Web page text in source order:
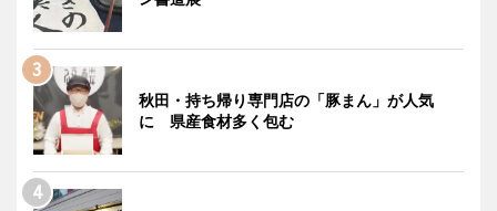
秋田・持ち帰り専門店の「豚まん」が人気
に 県産食材多く包む